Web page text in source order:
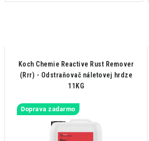
Koch Chemie Reactive Rust Remover
(Rrr) - Odstraňovač náletovej hrdze
11KG
Doprava zadarmo